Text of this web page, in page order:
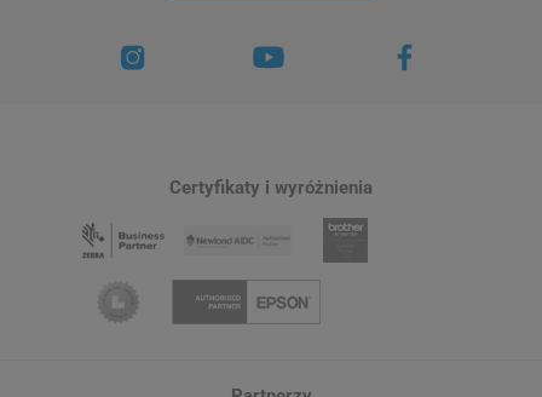
16
HDWR HD43 w
Certyfikaty i wyróżnienia